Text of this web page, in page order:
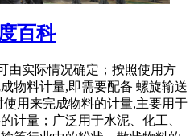
百科
由实际情况确定；按照使用方
物料计量,即需要配备 螺旋输送
用来完成物料的计量,主要用于
计量；广泛用于水泥、化工、